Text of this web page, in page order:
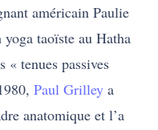
américain Paulie
taoïste au Hatha
tenues passives
Paul Grilley a
anatomique et l’a